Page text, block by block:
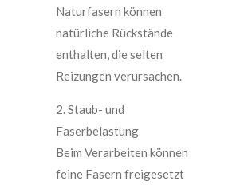
Naturfasern können
natürliche Rückstände
enthalten, die selten
Reizungen verursachen.
2. Staub- und
Faserbelastung
Beim Verarbeiten können
feine Fasern freigesetzt